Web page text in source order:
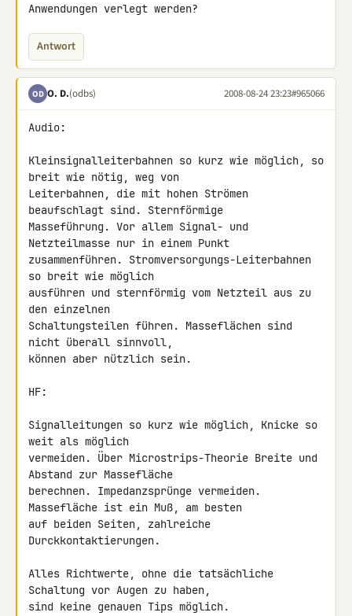
Anwendungen verlegt werden?
Antwort
OD O. D.(odbs) 2008-08-24 23:23#965066
Audio:
Kleinsignalleiterbahnen so kurz wie möglich, so
breit wie nötig, weg von
Leiterbahnen, die mit hohen Strömen
beaufschlagt sind. Sternförmige
Masseführung. Vor allem Signal- und
Netzteilmasse nur in einem Punkt
zusammenführen. Stromversorgungs-Leiterbahnen
so breit wie möglich
ausführen und sternförmig vom Netzteil aus zu
den einzelnen
Schaltungsteilen führen. Masseflächen sind
nicht überall sinnvoll,
können aber nützlich sein.
HF:
Signalleitungen so kurz wie möglich, Knicke so
weit als möglich
vermeiden. Über Microstrips-Theorie Breite und
Abstand zur Massefläche
berechnen. Impedanzsprünge vermeiden.
Massefläche ist ein Muß, am besten
auf beiden Seiten, zahlreiche
Durckkontaktierungen.
Alles Richtwerte, ohne die tatsächliche
Schaltung vor Augen zu haben,
sind keine genauen Tips möglich.